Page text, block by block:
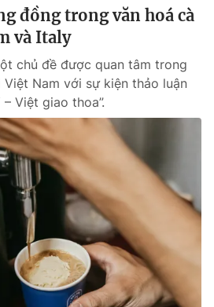
đồng trong văn hoá cà
và Italy
chủ đề được quan tâm trong
Nam với sự kiện thảo luận
Việt giao thoa”.